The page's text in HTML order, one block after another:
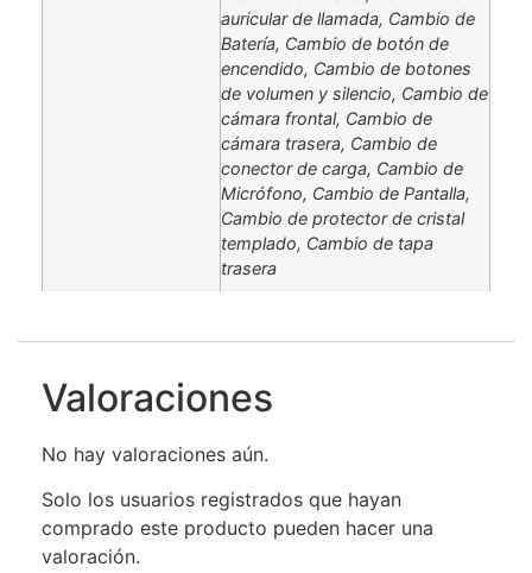
auricular de llamada, Cambio de
Batería, Cambio de botón de
encendido, Cambio de botones
de volumen y silencio, Cambio de
cámara frontal, Cambio de
cámara trasera, Cambio de
conector de carga, Cambio de
Micrófono, Cambio de Pantalla,
Cambio de protector de cristal
templado, Cambio de tapa
trasera
Valoraciones
No hay valoraciones aún.
Solo los usuarios registrados que hayan
comprado este producto pueden hacer una
valoración.